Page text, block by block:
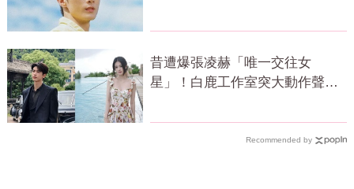
昔遭爆張凌赫「唯一交往女
星」！白鹿工作室突大動作聲
Recommended by